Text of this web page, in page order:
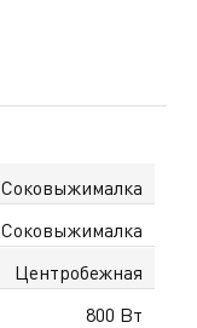
Соковыжималка
Соковыжималка
Центробежная
800 Вт